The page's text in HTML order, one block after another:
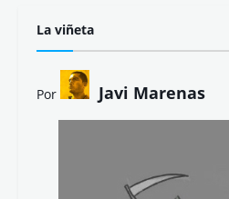
La viñeta
Por Javi Marenas